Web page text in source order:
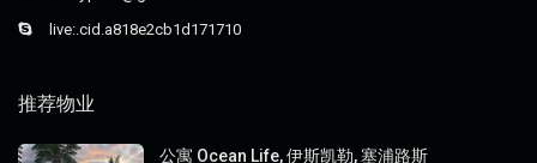
live:.cid.a818e2cb1d171710
推荐物业
公寓 Ocean Life, 伊斯凯勒, 塞浦路斯